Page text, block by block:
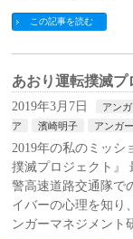
この記事を読む
あおり運転撲滅プ
2019年3月7日 アン
ア
濱崎明子 アンガ
2019年の私のミッシ
撲滅プロジェクト』
警高速道路交通隊で
イバーの心理を知り
ンガーマネジメン